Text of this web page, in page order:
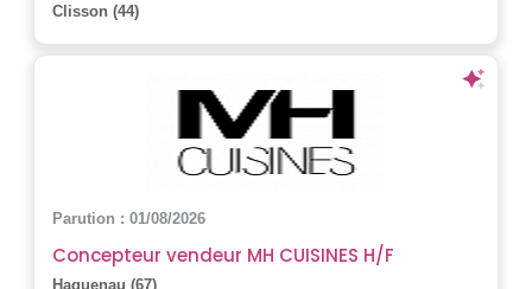
Clisson (44)
Parution : 01/08/2026
Concepteur vendeur MH CUISINES H/F
Haguenau (67)